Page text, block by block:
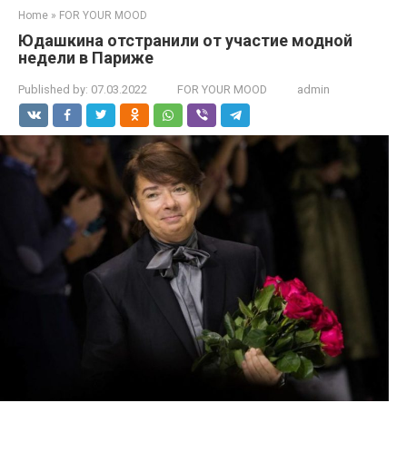
Home » FOR YOUR MOOD
Юдашкина отстранили от участие модной
недели в Париже
Published by: 07.03.2022 FOR YOUR MOOD admin